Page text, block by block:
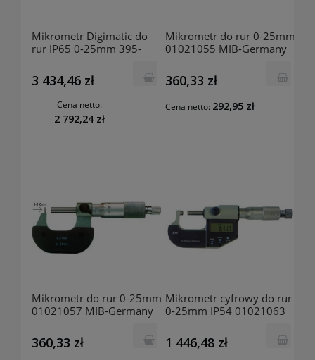
Mikrometr Digimatic do
rur IP65 0-25mm 395-
3 434,46 zł
Cena netto:
2 792,24 zł
Mikrometr do rur 0-25mm
01021055 MIB-Germany
360,33 zł
Cena netto: 292,95 zł
Mikrometr do rur 0-25mm
01021057 MIB-Germany
360,33 zł
Mikrometr cyfrowy do rur
0-25mm IP54 01021063
1 446,48 zł